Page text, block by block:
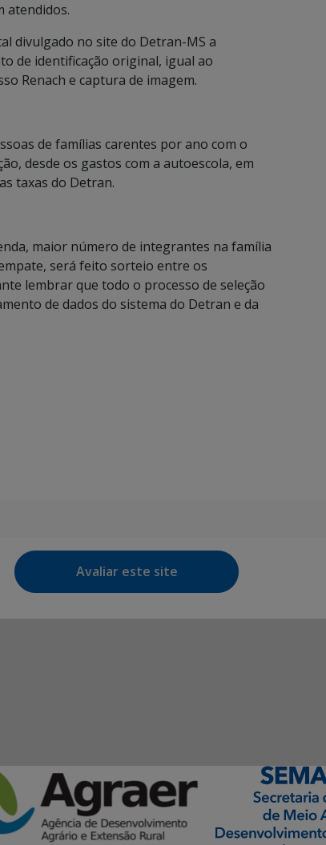
atendidos.
divulgado no site do Detran-MS a
de identificação original, igual ao
Renach e captura de imagem.
de famílias carentes por ano com o
desde os gastos com a autoescola, em
taxas do Detran.
maior número de integrantes na família
será feito sorteio entre os
lembrar que todo o processo de seleção
de dados do sistema do Detran e da
Avaliar este site